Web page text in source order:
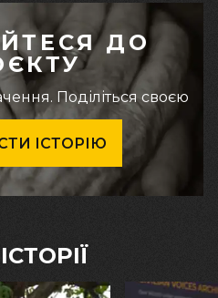
ДО
Поділіться своєю
ІСТОРІЮ